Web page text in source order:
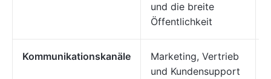
und die breite
Öffentlichkeit
Kommunikationskanäle
Marketing, Vertrieb
und Kundensupport